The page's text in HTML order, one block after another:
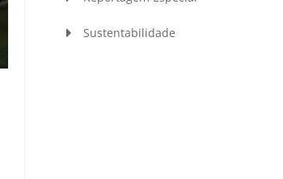
Sustentabilidade